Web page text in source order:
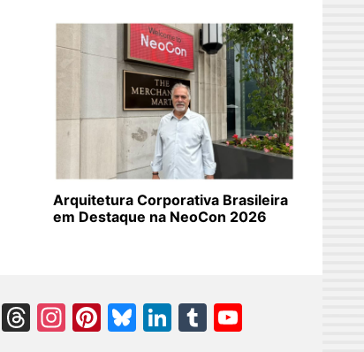
Arquitetura Corporativa Brasileira
em Destaque na NeoCon 2026
Facebook
Threads
Instagram
Pinterest
Bluesky
LinkedIn
Tumblr